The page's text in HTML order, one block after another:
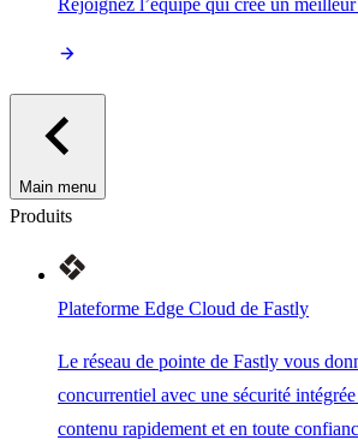
Rejoignez l’équipe qui crée un
Main menu
Produits
Plateforme Edge Cloud de Fastly
Le réseau de pointe de Fastly vous
concurrentiel avec une sécurité
contenu rapidement et en toute